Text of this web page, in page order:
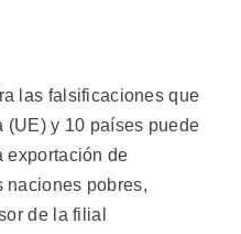
las falsificaciones que
(UE) y 10 países puede
exportación de
naciones pobres,
de la filial